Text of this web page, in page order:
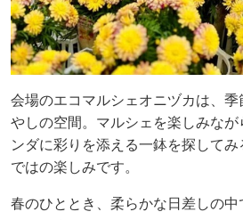
会場のエコマルシェオニヅカは、
やしの空間。マルシェを楽しみな
ンダに彩りを添える一鉢を探して
ではの楽しみです。
春のひととき、柔らかな日差しの